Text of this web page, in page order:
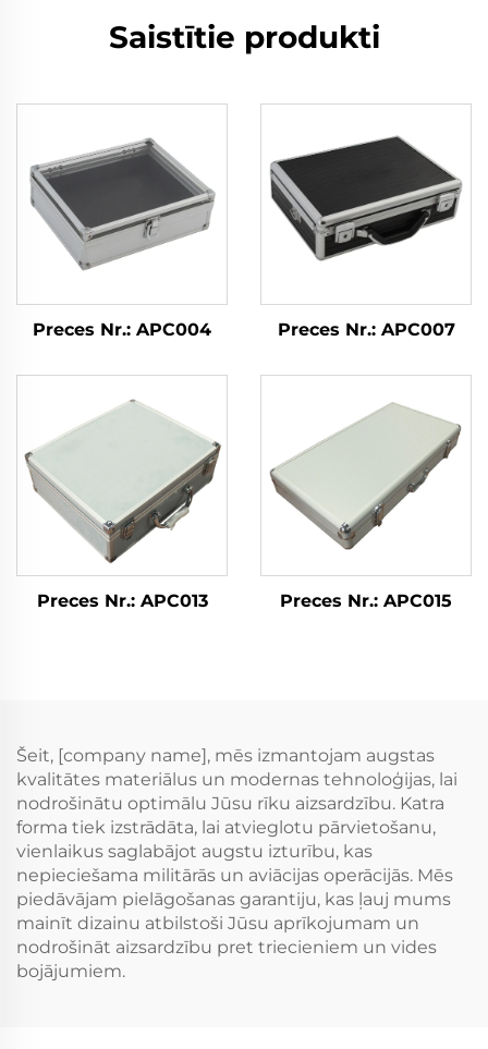
Saistītie produkti
Preces Nr.: APC004 Preces Nr.: APC007
Preces Nr.: APC013 Preces Nr.: APC015
Šeit, [company name], mēs izmantojam augstas
kvalitātes materiālus un modernas tehnoloģijas, lai
nodrošinātu optimālu Jūsu rīku aizsardzību. Katra
forma tiek izstrādāta, lai atvieglotu pārvietošanu,
vienlaikus saglabājot augstu izturību, kas
nepieciešama militārās un aviācijas operācijās. Mēs
piedāvājam pielāgošanas garantiju, kas ļauj mums
mainīt dizainu atbilstoši Jūsu aprīkojumam un
nodrošināt aizsardzību pret triecieniem un vides
bojājumiem.